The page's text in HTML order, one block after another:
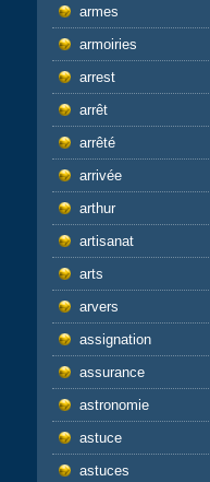
armes
armoiries
arrest
arrêt
arrêté
arrivée
arthur
artisanat
arts
arvers
assignation
assurance
astronomie
astuce
astuces